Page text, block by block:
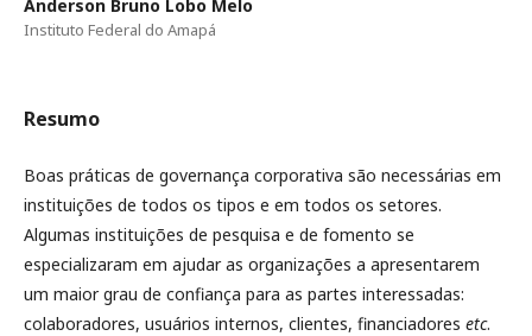
Anderson Bruno Lobo Melo
Instituto Federal do Amapá
Resumo
Boas práticas de governança corporativa são necessárias em
instituições de todos os tipos e em todos os setores.
Algumas instituições de pesquisa e de fomento se
especializaram em ajudar as organizações a apresentarem
um maior grau de confiança para as partes interessadas:
colaboradores, usuários internos, clientes, financiadores etc.